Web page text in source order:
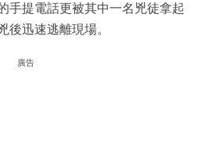
手提電話更被其中一名兇徒拿起
後迅速逃離現場。
廣告